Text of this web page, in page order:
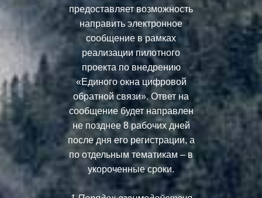
предоставляет возможность
направить электронное
сообщение в рамках
реализации пилотного
проекта по внедрению
«Единого окна цифровой
обратной связи». Ответ на
сообщение будет направлен
не позднее 8 рабочих дней
после дня его регистрации, а
по отдельным тематикам – в
укороченные сроки.